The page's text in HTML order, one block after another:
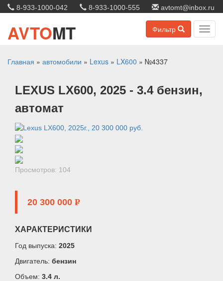
8-933-1000-042 8-933-1000-555 avtomt@inbox.ru
Фильтр
AVTOMT
Главная » автомобили » Lexus » LX600 » №4337
LEXUS LX600, 2025 - 3.4 бензин,
автомат
Просмотров: 104
20 300 000 P
ХАРАКТЕРИСТИКИ
Год выпуска: 2025
Двигатель: бензин
Объем: 3.4 л.